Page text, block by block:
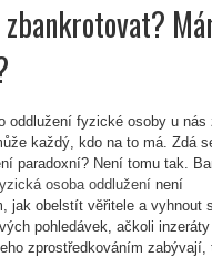
zbankrotovat?
oddlužení fyzické osoby u nás
každý, kdo na to má. Zdá
paradoxní? Není tomu tak.
osoba oddlužení není
jak obelstít věřitele a vyhnout
pohledávek, ačkoli inzeráty
zprostředkováním zabývají,